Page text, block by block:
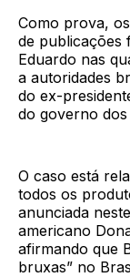
Como prova,
de publicações
Eduardo nas
a autoridades
do ex-
do governo dos
O caso está
todos os
anunciada
americano
afirmando que
bruxas” no